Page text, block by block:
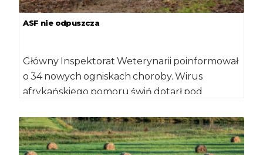
ASF nie odpuszcza
Główny Inspektorat Weterynarii poinformował
o 34 nowych ogniskach choroby. Wirus
afrykańskiego pomoru świń dotarł pod
Weterynaryjny w […]